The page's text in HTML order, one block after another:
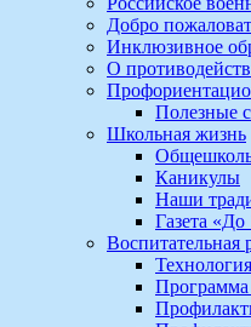
Добро
Инклюзивное
О
Полезные
Школьная жизнь
Каникулы
Наши
Газета
Воспитательная